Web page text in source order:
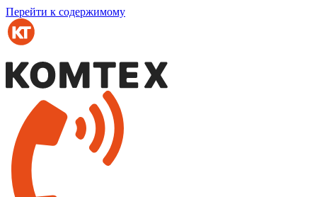
Перейти к содержимому